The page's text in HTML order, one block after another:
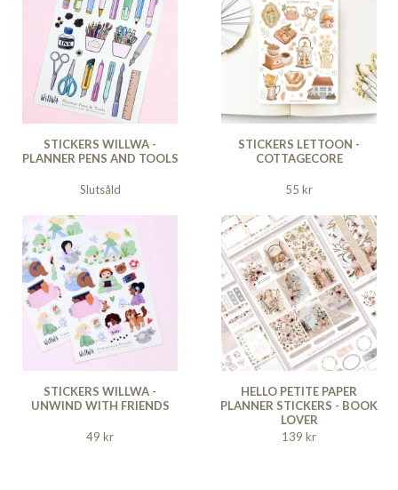
STICKERS WILLWA -
PLANNER PENS AND TOOLS
Slutsåld
STICKERS LETTOON -
COTTAGECORE
55 kr
STICKERS WILLWA -
UNWIND WITH FRIENDS
49 kr
HELLO PETITE PAPER
PLANNER STICKERS - BOOK
LOVER
139 kr